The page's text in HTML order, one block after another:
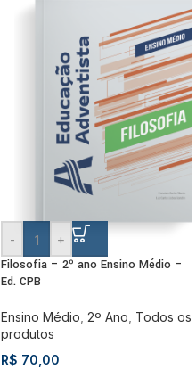
- +
Filosofia – 2º ano Ensino Médio –
Ed. CPB
Ensino Médio, 2º Ano, Todos os
produtos
R$ 70,00